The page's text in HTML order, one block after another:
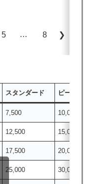
5 … 8 ❯
スタンダード ピーク
7,500 10,000
12,500 15,000
17,500 20,000
25,000 30,000